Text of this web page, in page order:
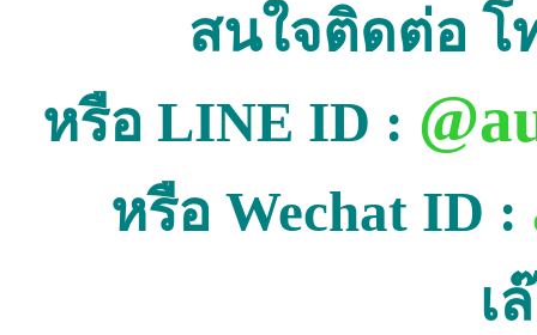
สนใจติดต่อ โ
หรือ LINE ID :
หรือ Wechat ID :
เ